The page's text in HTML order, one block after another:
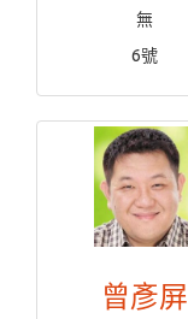
無
6號
曾彥屏